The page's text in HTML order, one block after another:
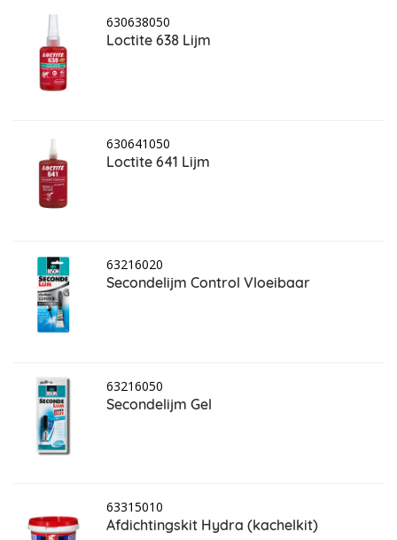
630638050
Loctite 638 Lijm
630641050
Loctite 641 Lijm
63216020
Secondelijm Control Vloeibaar
63216050
Secondelijm Gel
63315010
Afdichtingskit Hydra (kachelkit)